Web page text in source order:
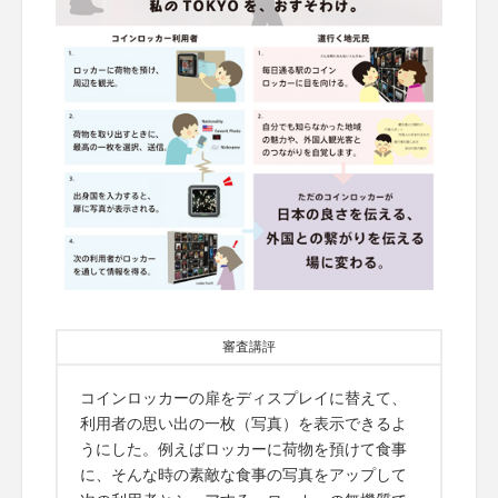
審査講評
コインロッカーの扉をディスプレイに替えて、
利用者の思い出の一枚（写真）を表示できるよ
うにした。例えばロッカーに荷物を預けて食事
に、そんな時の素敵な食事の写真をアップして